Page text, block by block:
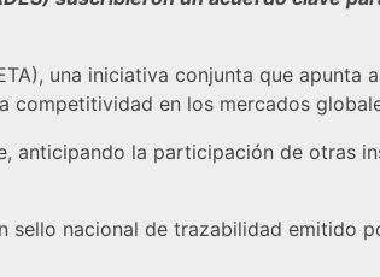
una iniciativa conjunta que apunta
competitividad en los mercados
anticipando la participación de otras
nacional de trazabilidad emitido